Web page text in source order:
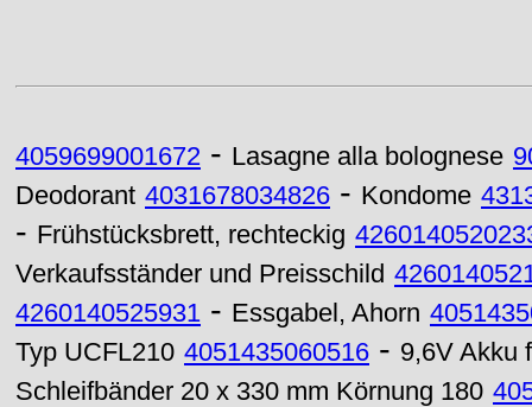
4059699001672 - Lasagne alla bolognese
Deodorant 4031678034826 - Kondome
- Frühstücksbrett, rechteckig
Verkaufsständer und Preisschild
4260140525931 - Essgabel, Ahorn
Typ UCFL210 4051435060516 - 9,6V Akku
Schleifbänder 20 x 330 mm Körnung 180